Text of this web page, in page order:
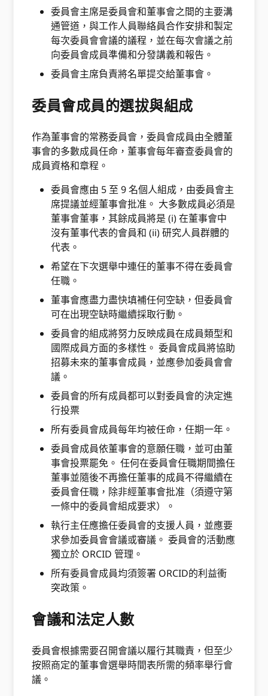
委員會主席是委員會和董事會之間的主要溝
通管道，與工作人員聯絡員合作安排和製定
每次委員會會議的議程，並在每次會議之前
向委員會成員準備和分發講義和報告。
委員會主席負責將名單提交給董事會。
委員會成員的選拔與組成
作為董事會的常務委員會，委員會成員由全體董
事會的多數成員任命，董事會每年審查委員會的
成員資格和章程。
委員會應由 5 至 9 名個人組成，由委員會主
席提議並經董事會批准。 大多數成員必須是
董事會董事，其餘成員將是 (i) 在董事會中
沒有董事代表的會員和 (ii) 研究人員群體的
代表。
希望在下次選舉中連任的董事不得在委員會
任職。
董事會應盡力盡快填補任何空缺，但委員會
可在出現空缺時繼續採取行動。
委員會的組成將努力反映成員在成員類型和
國際成員方面的多樣性。 委員會成員將協助
招募未來的董事會成員，並應參加委員會會
議。
委員會的所有成員都可以對委員會的決定進
行投票
所有委員會成員每年均被任命，任期一年。
委員會成員依董事會的意願任職，並可由董
事會投票罷免。 任何在委員會任職期間擔任
董事並隨後不再擔任董事的成員不得繼續在
委員會任職，除非經董事會批准（須遵守第
一條中的委員會組成要求）。
執行主任應擔任委員會的支援人員，並應要
求參加委員會會議或審議。 委員會的活動應
獨立於 ORCID 管理。
所有委員會成員均須簽署 ORCID的利益衝
突政策。
會議和法定人數
委員會根據需要召開會議以履行其職責，但至少
按照商定的董事會選舉時間表所需的頻率舉行會
議。